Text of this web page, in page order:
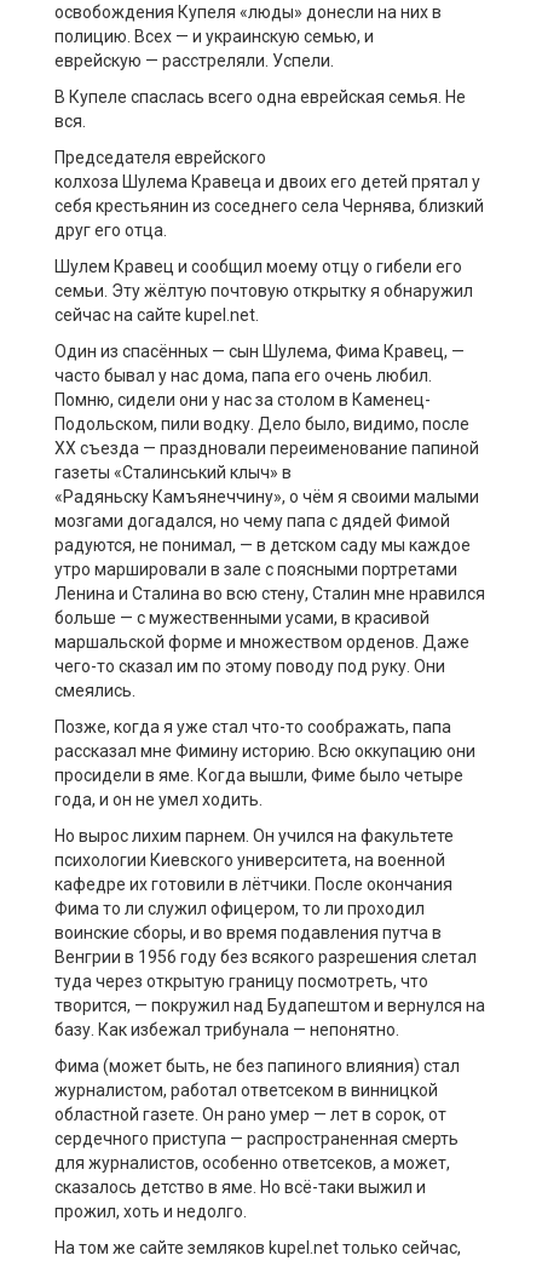
освобождения Купеля «люды» донесли на них в
полицию. Всех — и украинскую семью, и
еврейскую — расстреляли. Успели.
В Купеле спаслась всего одна еврейская семья. Не
вся.
Председателя еврейского
колхоза Шулема Кравеца и двоих его детей прятал у
себя крестьянин из соседнего села Чернява, близкий
друг его отца.
Шулем Кравец и сообщил моему отцу о гибели его
семьи. Эту жёлтую почтовую открытку я обнаружил
сейчас на сайте kupel.net.
Один из спасённых — сын Шулема, Фима Кравец, —
часто бывал у нас дома, папа его очень любил.
Помню, сидели они у нас за столом в Каменец-
Подольском, пили водку. Дело было, видимо, после
ХХ съезда — праздновали переименование папиной
газеты «Сталинський клыч» в
«Радяньску Камъянеччину», о чём я своими малыми
мозгами догадался, но чему папа с дядей Фимой
радуются, не понимал, — в детском саду мы каждое
утро маршировали в зале с поясными портретами
Ленина и Сталина во всю стену, Сталин мне нравился
больше — с мужественными усами, в красивой
маршальской форме и множеством орденов. Даже
чего-то сказал им по этому поводу под руку. Они
смеялись.
Позже, когда я уже стал что-то соображать, папа
рассказал мне Фимину историю. Всю оккупацию они
просидели в яме. Когда вышли, Фиме было четыре
года, и он не умел ходить.
Но вырос лихим парнем. Он учился на факультете
психологии Киевского университета, на военной
кафедре их готовили в лётчики. После окончания
Фима то ли служил офицером, то ли проходил
воинские сборы, и во время подавления путча в
Венгрии в 1956 году без всякого разрешения слетал
туда через открытую границу посмотреть, что
творится, — покружил над Будапештом и вернулся на
базу. Как избежал трибунала — непонятно.
Фима (может быть, не без папиного влияния) стал
журналистом, работал ответсеком в винницкой
областной газете. Он рано умер — лет в сорок, от
сердечного приступа — распространенная смерть
для журналистов, особенно ответсеков, а может,
сказалось детство в яме. Но всё-таки выжил и
прожил, хоть и недолго.
На том же сайте земляков kupel.net только сейчас,